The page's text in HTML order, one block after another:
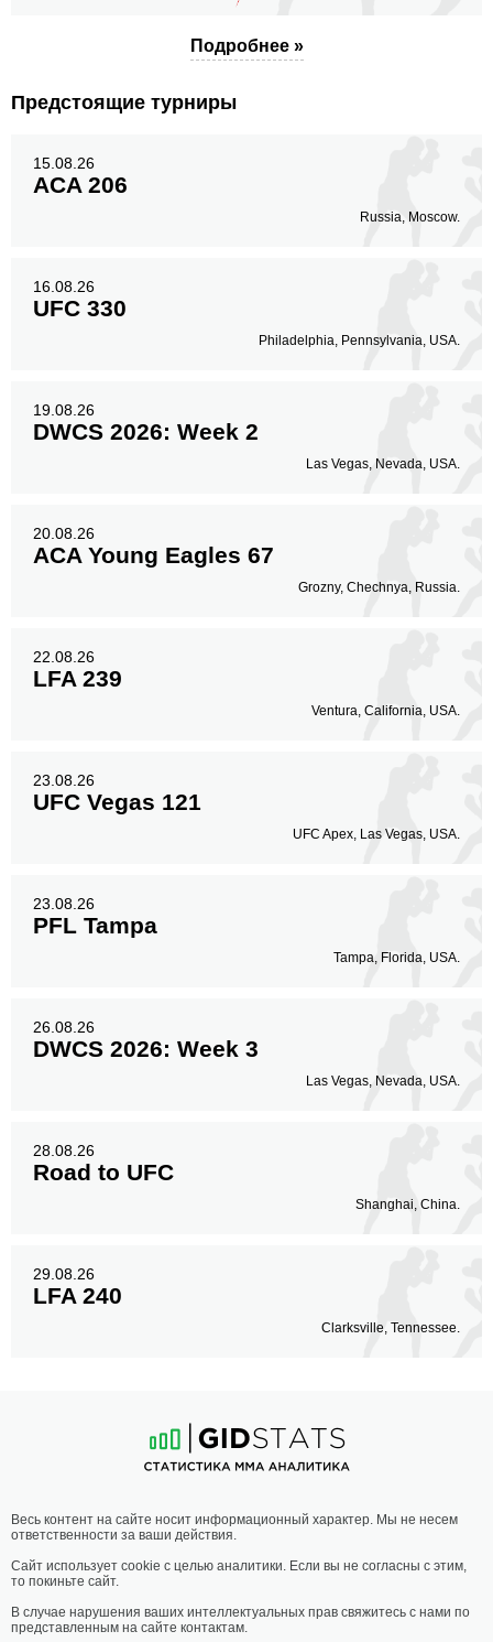
Подробнее »
Предстоящие турниры
15.08.26
ACA 206
Russia, Moscow.
16.08.26
UFC 330
Philadelphia, Pennsylvania, USA.
19.08.26
DWCS 2026: Week 2
Las Vegas, Nevada, USA.
20.08.26
ACA Young Eagles 67
Grozny, Chechnya, Russia.
22.08.26
LFA 239
Ventura, California, USA.
23.08.26
UFC Vegas 121
UFC Apex, Las Vegas, USA.
23.08.26
PFL Tampa
Tampa, Florida, USA.
26.08.26
DWCS 2026: Week 3
Las Vegas, Nevada, USA.
28.08.26
Road to UFC
Shanghai, China.
29.08.26
LFA 240
Clarksville, Tennessee.
Весь контент на сайте носит информационный характер. Мы не несем
ответственности за ваши действия.
Сайт использует cookie с целью аналитики. Если вы не согласны с этим,
то покиньте сайт.
В случае нарушения ваших интеллектуальных прав свяжитесь с нами по
представленным на сайте контактам.